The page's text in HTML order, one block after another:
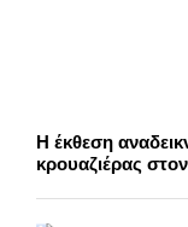
Η έκθεση
κρουαζιέρας